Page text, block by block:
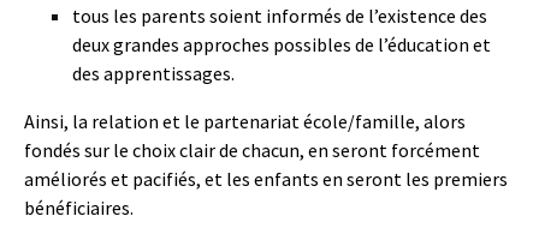
tous les parents soient informés de l’existence des
deux grandes approches possibles de l’éducation et
des apprentissages.
Ainsi, la relation et le partenariat école/famille, alors
fondés sur le choix clair de chacun, en seront forcément
améliorés et pacifiés, et les enfants en seront les premiers
bénéficiaires.